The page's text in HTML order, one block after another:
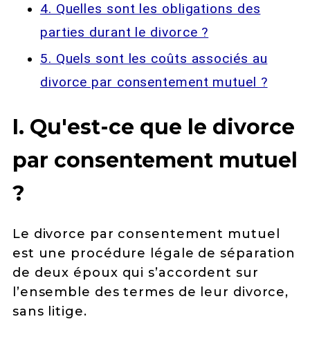
4. Quelles sont les obligations des
parties durant le divorce ?
5. Quels sont les coûts associés au
divorce par consentement mutuel ?
I. Qu'est-ce que le divorce
par consentement mutuel
?
Le divorce par consentement mutuel
est une procédure légale de séparation
de deux époux qui s’accordent sur
l’ensemble des termes de leur divorce,
sans litige.